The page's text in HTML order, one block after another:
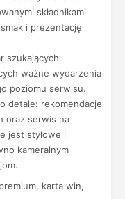
składnikami
i prezentację
szukających
ważne wydarzenia
poziomu serwisu.
detale: rekomendacje
oraz serwis na
jest stylowe i
kameralnym
karta win,